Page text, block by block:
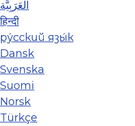
العَرَبِيَّة
हिन्दी
ру́сский язы́к
Dansk
Svenska
Suomi
Norsk
Türkçe